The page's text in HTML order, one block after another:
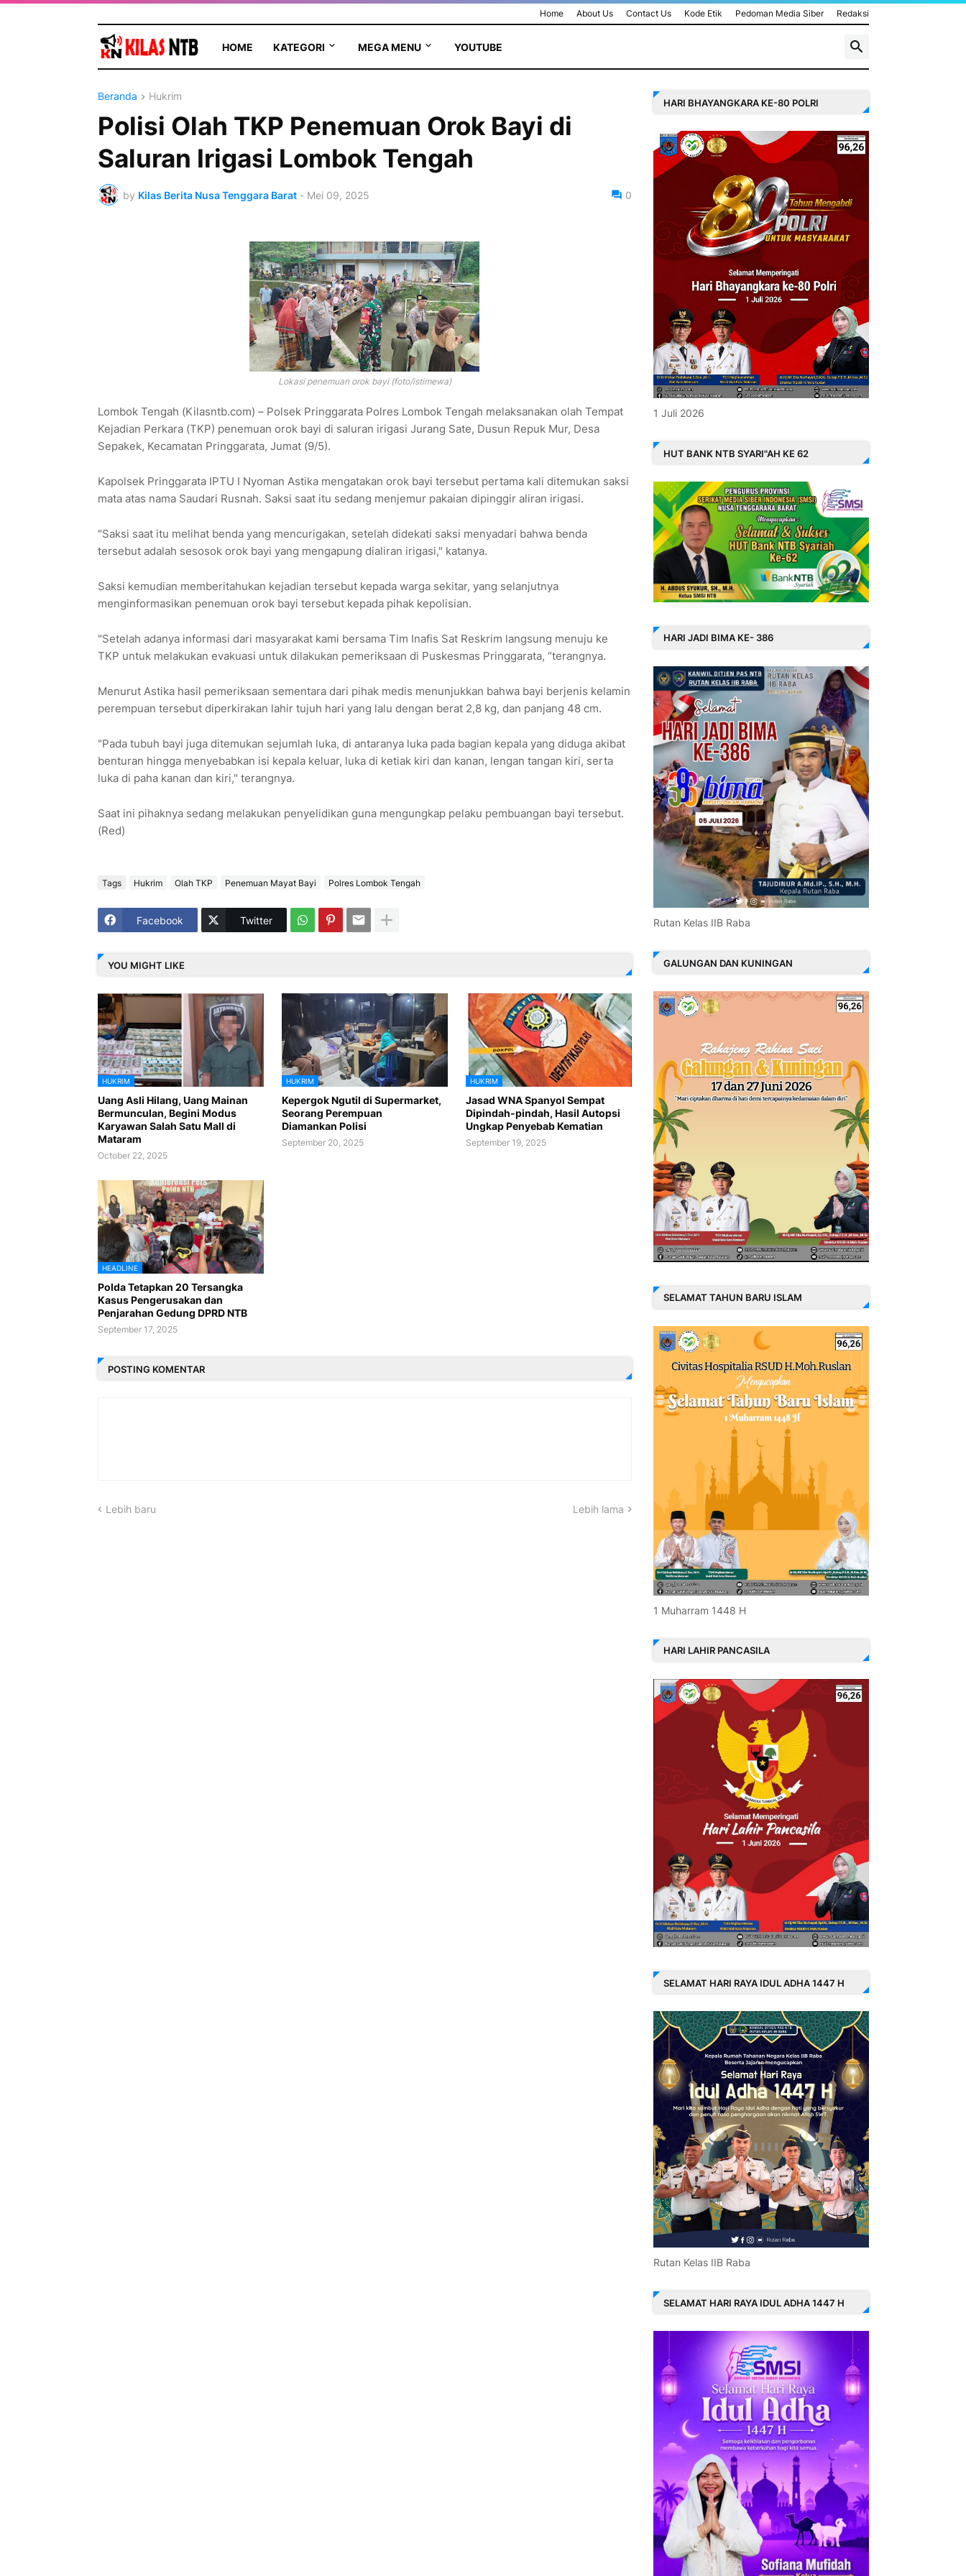
Home About Us Contact Us Kode Etik Pedoman Media Siber Redaksi
HOME KATEGORI MEGA MENU YOUTUBE
Beranda Hukrim
Polisi Olah TKP Penemuan Orok Bayi di
Saluran Irigasi Lombok Tengah ‎
by Kilas Berita Nusa Tenggara Barat - Mei 09, 2025 0
Lokasi penemuan orok bayi (foto/istimewa)
Lombok Tengah (Kilasntb.com) – Polsek Pringgarata Polres Lombok Tengah melaksanakan olah Tempat
Kejadian Perkara (TKP) penemuan orok bayi di saluran irigasi Jurang Sate, Dusun Repuk Mur, Desa
Sepakek, Kecamatan Pringgarata, Jumat (9/5).
‎Kapolsek Pringgarata IPTU I Nyoman Astika mengatakan orok bayi tersebut pertama kali ditemukan saksi
mata atas nama Saudari Rusnah. Saksi saat itu sedang menjemur pakaian dipinggir aliran irigasi.
‎"Saksi saat itu melihat benda yang mencurigakan, setelah didekati saksi menyadari bahwa benda
tersebut adalah sesosok orok bayi yang mengapung dialiran irigasi," katanya.
‎Saksi kemudian memberitahukan kejadian tersebut kepada warga sekitar, yang selanjutnya
menginformasikan penemuan orok bayi tersebut kepada pihak kepolisian.
‎"Setelah adanya informasi dari masyarakat kami bersama Tim Inafis Sat Reskrim langsung menuju ke
TKP untuk melakukan evakuasi untuk dilakukan pemeriksaan di Puskesmas Pringgarata, “terangnya.
‎Menurut Astika hasil pemeriksaan sementara dari pihak medis menunjukkan bahwa bayi berjenis kelamin
perempuan tersebut diperkirakan lahir tujuh hari yang lalu dengan berat 2,8 kg, dan panjang 48 cm.
‎"Pada tubuh bayi juga ditemukan sejumlah luka, di antaranya luka pada bagian kepala yang diduga akibat
benturan hingga menyebabkan isi kepala keluar, luka di ketiak kiri dan kanan, lengan tangan kiri, serta
luka di paha kanan dan kiri," terangnya.
‎Saat ini pihaknya sedang melakukan penyelidikan guna mengungkap pelaku pembuangan bayi tersebut.
(Red)
Tags Hukrim Olah TKP Penemuan Mayat Bayi Polres Lombok Tengah
Facebook Twitter
YOU MIGHT LIKE
HUKRIM
Uang Asli Hilang, Uang Mainan
Bermunculan, Begini Modus
Karyawan Salah Satu Mall di
Mataram
October 22, 2025
HUKRIM
Kepergok Ngutil di Supermarket,
Seorang Perempuan
Diamankan Polisi
September 20, 2025
HUKRIM
Jasad WNA Spanyol Sempat
Dipindah-pindah, Hasil Autopsi
Ungkap Penyebab Kematian
September 19, 2025
HEADLINE
Polda Tetapkan 20 Tersangka
Kasus Pengerusakan dan
Penjarahan Gedung DPRD NTB
September 17, 2025
POSTING KOMENTAR
Lebih baru Lebih lama
HARI BHAYANGKARA KE-80 POLRI
1 Juli 2026
HUT BANK NTB SYARI"AH KE 62
HARI JADI BIMA KE- 386
Rutan Kelas IIB Raba
GALUNGAN DAN KUNINGAN
SELAMAT TAHUN BARU ISLAM
1 Muharram 1448 H
HARI LAHIR PANCASILA
SELAMAT HARI RAYA IDUL ADHA 1447 H
Rutan Kelas IIB Raba
SELAMAT HARI RAYA IDUL ADHA 1447 H